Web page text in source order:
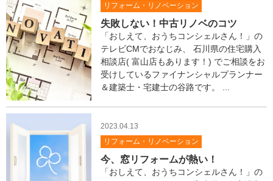
悩
み
に
役
立
つ
ス
タ
ッ
リフォーム・リノベーション
失敗しない！中古リノベのコツ
「おしえて、おうちコンシェルさん！」の
テレビCMでおなじみ、 石川県の住宅購入
相談店( 富山店もあります！) でご相談をお
受けしているファイナンシャルプランナー
＆建築士・宅建士の谷路です。 ...
2023.04.13
リフォーム・リノベーション
今、窓リフォームが熱い！
「おしえて、おうちコンシェルさん！」の